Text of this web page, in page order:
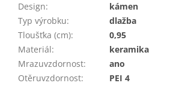
Design:
kámen
Typ výrobku:
dlažba
Tloušťka (cm):
0,95
Materiál:
keramika
Mrazuvzdornost:
ano
Otěruvzdornost:
PEI 4